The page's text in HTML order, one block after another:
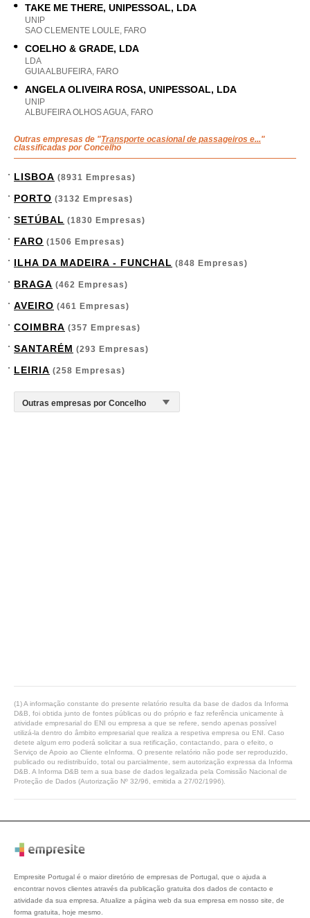
TAKE ME THERE, UNIPESSOAL, LDA
UNIP
SAO CLEMENTE LOULE, FARO
COELHO & GRADE, LDA
LDA
GUIA ALBUFEIRA, FARO
ANGELA OLIVEIRA ROSA, UNIPESSOAL, LDA
UNIP
ALBUFEIRA OLHOS AGUA, FARO
Outras empresas de "Transporte ocasional de passageiros e..."
classificadas por Concelho
LISBOA (8931 Empresas)
PORTO (3132 Empresas)
SETÚBAL (1830 Empresas)
FARO (1506 Empresas)
ILHA DA MADEIRA - FUNCHAL (848 Empresas)
BRAGA (462 Empresas)
AVEIRO (461 Empresas)
COIMBRA (357 Empresas)
SANTARÉM (293 Empresas)
LEIRIA (258 Empresas)
(1) A informação constante do presente relatório resulta da base de dados da Informa
D&B, foi obtida junto de fontes públicas ou do próprio e faz referência unicamente à
atividade empresarial do ENI ou empresa a que se refere, sendo apenas possível
utilizá-la dentro do âmbito empresarial que realiza a respetiva empresa ou ENI. Caso
detete algum erro poderá solicitar a sua retificação, contactando, para o efeito, o
Serviço de Apoio ao Cliente eInforma. O presente relatório não pode ser reproduzido,
publicado ou redistribuído, total ou parcialmente, sem autorização expressa da Informa
D&B. A Informa D&B tem a sua base de dados legalizada pela Comissão Nacional de
Proteção de Dados (Autorização Nº 32/96, emitida a 27/02/1996).
Empresite Portugal é o maior diretório de empresas de Portugal, que o ajuda a
encontrar novos clientes através da publicação gratuita dos dados de contacto e
atividade da sua empresa. Atualize a página web da sua empresa em nosso site, de
forma gratuita, hoje mesmo.